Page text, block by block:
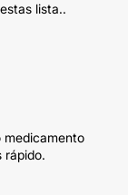
lista..
medicamento
rápido.